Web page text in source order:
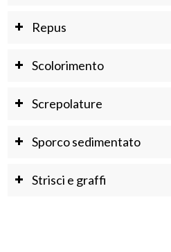
Repus
Scolorimento
Screpolature
Sporco sedimentato
Strisci e graffi